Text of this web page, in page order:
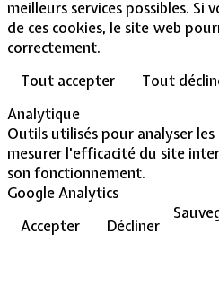
meilleurs services possibles. Si
de ces cookies, le site web
correctement.
Tout accepter
Tout
Analytique
Outils utilisés pour analyser
mesurer l'efficacité du site
son fonctionnement.
Google Analytics
Accepter
Décliner